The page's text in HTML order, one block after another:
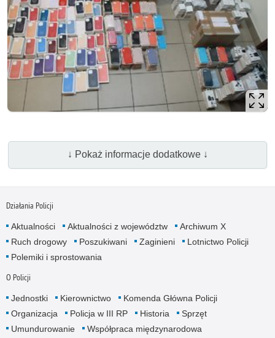
↓ Pokaż informacje dodatkowe ↓
Działania Policji
Aktualności Aktualności z województw
Archiwum X
Ruch drogowy
Poszukiwani Zaginieni
Lotnictwo Policji
Polemiki i sprostowania
O Policji
Jednostki Kierownictwo
Komenda Główna Policji
Organizacja
Policja w III RP Historia
Sprzęt
Umundurowanie
Współpraca międzynarodowa